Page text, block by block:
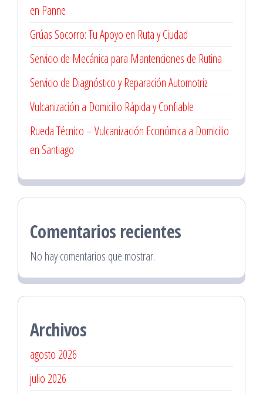
en Panne
Grúas Socorro: Tu Apoyo en Ruta y Ciudad
Servicio de Mecánica para Mantenciones de Rutina
Servicio de Diagnóstico y Reparación Automotriz
Vulcanización a Domicilio Rápida y Confiable
Rueda Técnico – Vulcanización Económica a Domicilio
en Santiago
Comentarios recientes
No hay comentarios que mostrar.
Archivos
agosto 2026
julio 2026